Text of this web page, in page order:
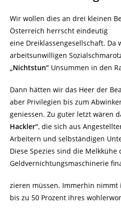
Wir wollen dies an drei kleinen
Österreich herrscht eindeutig
eine Dreiklassengesellschaft. Da
arbeitsunwilligen
„Nichtstun“ Unsummen in den
Dann hätten wir das Heer der
aber Privilegien bis zum
geniessen. Zu guter letzt wären
Hackler“, die sich aus
Arbeitern und selbständigen
Diese Spezies sind die
Geldvernichtungsmaschinerie
zieren müssen. Immerhin
bis zu 50 Prozent ihres